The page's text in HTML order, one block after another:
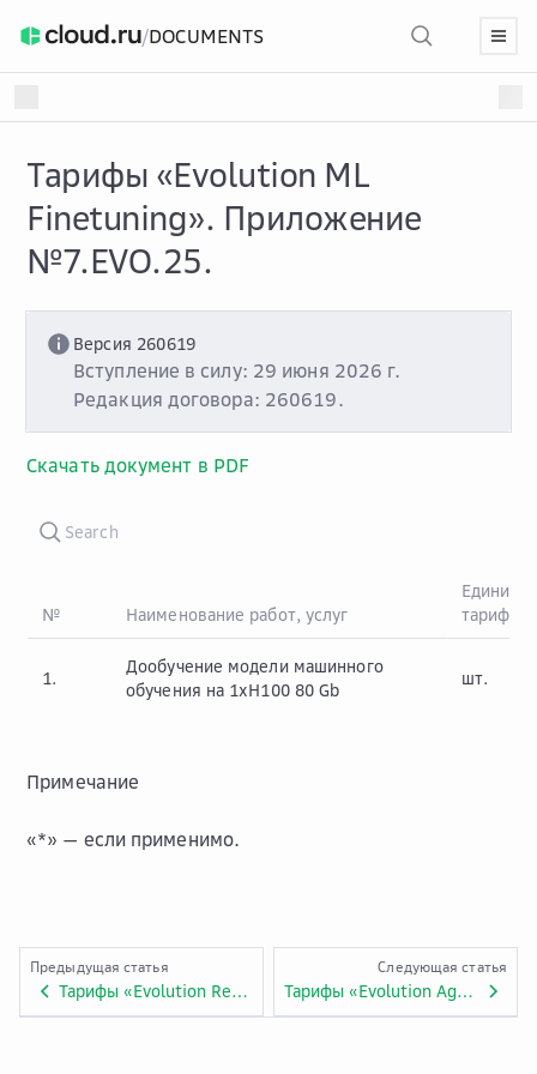
/DOCUMENTS
Тарифы «Evolution ML
Finetuning». Приложение
№7.EVO.25.
Версия 260619
Вступление в силу: 29 июня 2026 г.
Редакция договора: 260619.
Скачать документ в PDF
№ Наименование работ, услуг
Единица
1.
Дообучение модели машинного
обучения на 1xH100 80 Gb
шт.
Примечание
«*» — если применимо.
Предыдущая статья
Тарифы «Evolution Repo». Приложение №7.EVO.24.
Следующая статья
Тарифы «Evolution Agent Backup». Приложение №7.EVO.26.